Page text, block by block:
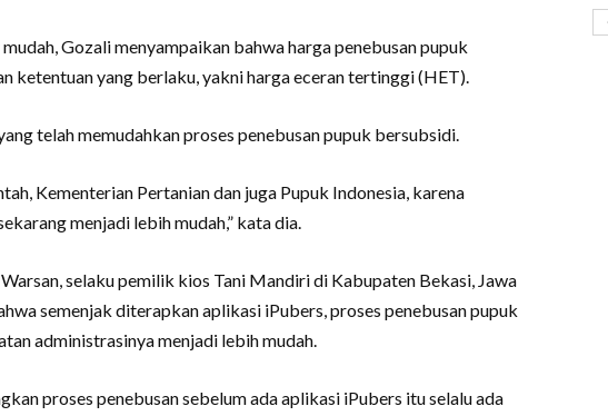
Gozali menyampaikan bahwa harga penebusan pupuk
ketentuan yang berlaku, yakni harga eceran tertinggi (HET).
telah memudahkan proses penebusan pupuk bersubsidi.
Kementerian Pertanian dan juga Pupuk Indonesia, karena
menjadi lebih mudah,” kata dia.
selaku pemilik kios Tani Mandiri di Kabupaten Bekasi, Jawa
semenjak diterapkan aplikasi iPubers, proses penebusan pupuk
administrasinya menjadi lebih mudah.
proses penebusan sebelum ada aplikasi iPubers itu selalu ada